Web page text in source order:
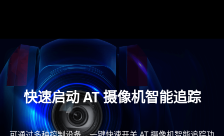
快速启动 AT 摄像机智能追踪